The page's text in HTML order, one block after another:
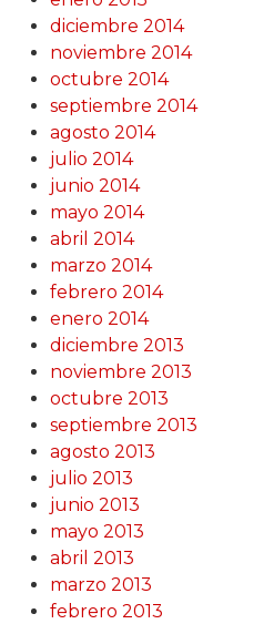
diciembre 2014
noviembre 2014
octubre 2014
septiembre 2014
agosto 2014
julio 2014
junio 2014
mayo 2014
abril 2014
marzo 2014
febrero 2014
enero 2014
diciembre 2013
noviembre 2013
octubre 2013
septiembre 2013
agosto 2013
julio 2013
junio 2013
mayo 2013
abril 2013
marzo 2013
febrero 2013